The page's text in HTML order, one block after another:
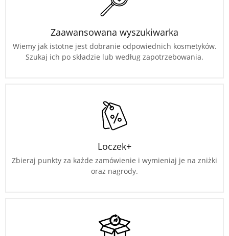
Zaawansowana wyszukiwarka
Wiemy jak istotne jest dobranie odpowiednich kosmetyków.
Szukaj ich po składzie lub według zapotrzebowania.
Loczek+
Zbieraj punkty za każde zamówienie i wymieniaj je na zniżki
oraz nagrody.